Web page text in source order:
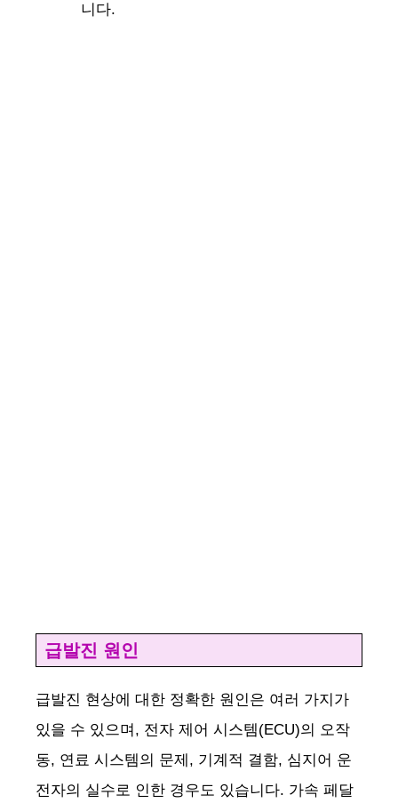
니다.
급발진 원인
급발진 현상에 대한 정확한 원인은 여러 가지가
있을 수 있으며, 전자 제어 시스템(ECU)의 오작
동, 연료 시스템의 문제, 기계적 결함, 심지어 운
전자의 실수로 인한 경우도 있습니다. 가속 페달